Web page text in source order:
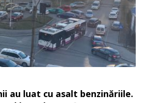
au luat cu asalt benzinăriile.